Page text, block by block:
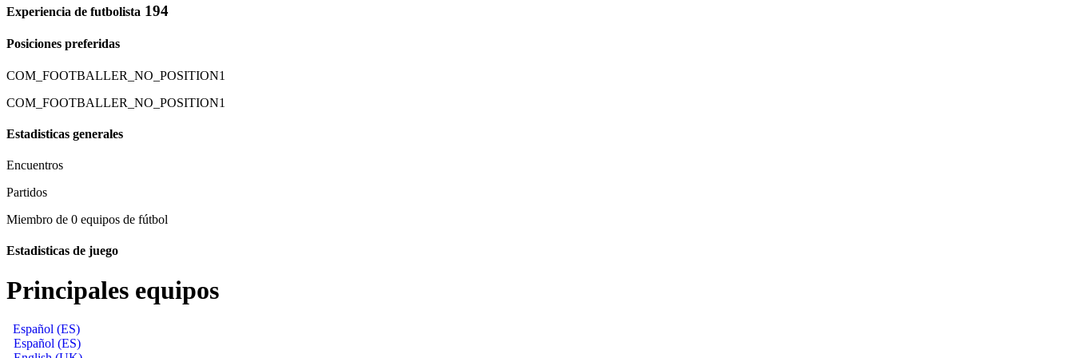
Experiencia de futbolista 194
Posiciones preferidas
COM_FOOTBALLER_NO_POSITION1
COM_FOOTBALLER_NO_POSITION1
Estadisticas generales
Encuentros
Partidos
Miembro de 0 equipos de fútbol
Estadisticas de juego
Principales equipos
Español (ES)
Español (ES)